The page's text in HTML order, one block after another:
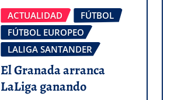
ACTUALIDAD
FÚTBOL
FÚTBOL EUROPEO
LALIGA SANTANDER
El Granada arranca
LaLiga ganando